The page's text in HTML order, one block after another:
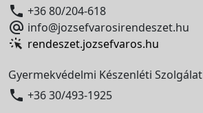
 +36 80/204-618
 info@jozsefvarosirendeszet.hu
rendeszet.jozsefvaros.hu
Gyermekvédelmi Készenléti Szolgálat
 +36 30/493-1925